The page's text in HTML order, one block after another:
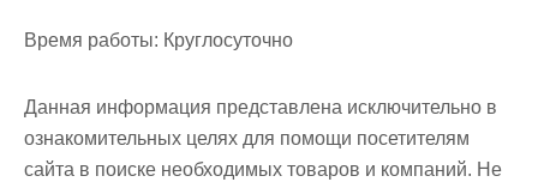
Время работы: Круглосуточно
Данная информация представлена исключительно в
ознакомительных целях для помощи посетителям
сайта в поиске необходимых товаров и компаний. Не